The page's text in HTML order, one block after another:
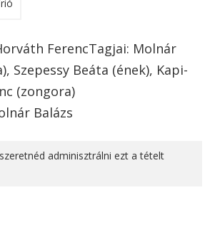
FerencTagjai: Molnár
Szepessy Beáta (ének), Kapi-
(zongora)
Balázs
adminisztrálni ezt a tételt